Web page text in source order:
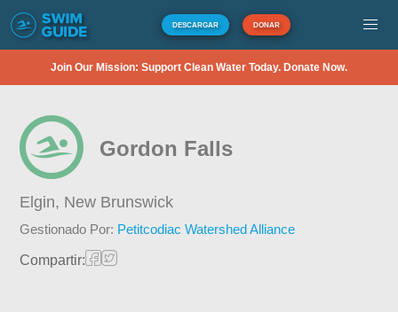
DESCARGAR DONAR
Join Our Mission: Support Clean Water Today. Donate Now.
Gordon Falls
Elgin, New Brunswick
Gestionado Por: Petitcodiac Watershed Alliance
Compartir: